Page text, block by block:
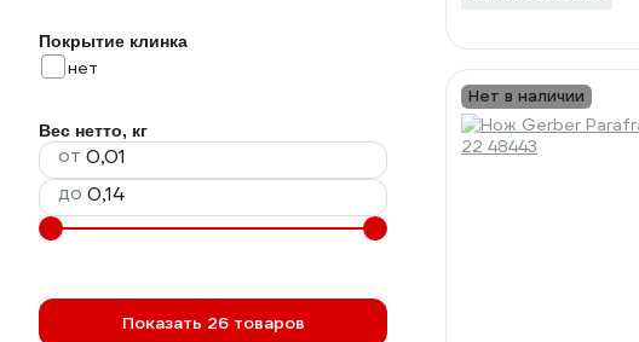
Покрытие клинка
нет
Вес нетто, кг
от
до
Показать 26 товаров
Нет в наличии